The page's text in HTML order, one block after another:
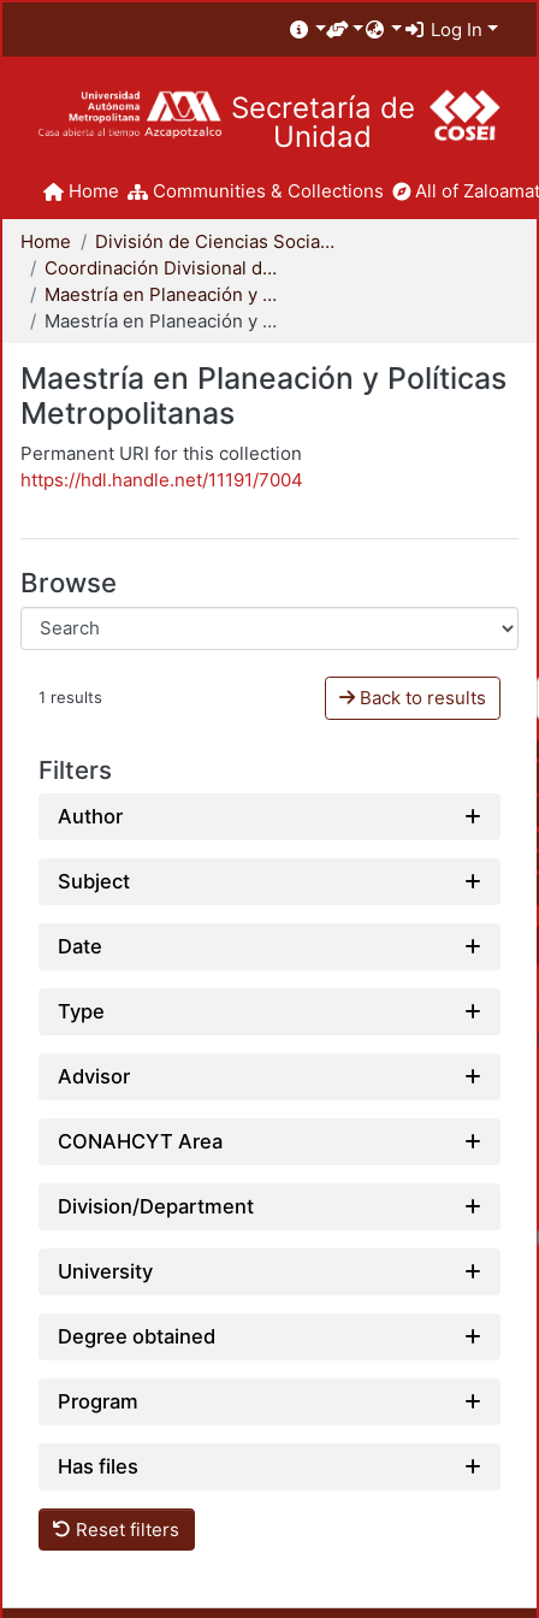
Log In
Secretaría de
Unidad
Home Communities & Collections All of
Home
División de Ciencias Sociales y Humanidades
Coordinación Divisional de Posgrado
Maestría en Planeación y Políticas Metropolitanas
Maestría en Planeación y Políticas Metropolitanas
Maestría en Planeación y Políticas
Metropolitanas
Permanent URI for this collection
https://hdl.handle.net/11191/7004
Browse
1 results Back to results
Filters
Author
Subject
Date
Type
Advisor
CONAHCYT Area
Division/Department
University
Degree obtained
Program
Has files
Reset filters